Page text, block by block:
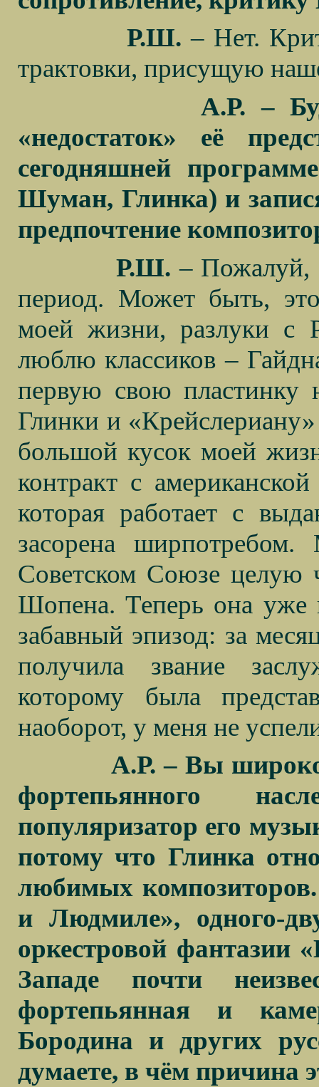
Р.Ш. – Нет.
трактовки, присущую
А.Р. –
«недостаток» её
сегодняшней
Шуман, Глинка) и
предпочтение
Р.Ш. – Пожалуй,
период. Может быть,
моей жизни, разлуки
люблю классиков –
первую свою пластинку
Глинки и
большой кусок моей
контракт с
которая работает с
засорена
Советском Союзе целую
Шопена. Теперь она уже
забавный эпизод: за
получила звание
которому была
наоборот, у меня не
А.Р. – Вы широко
фортепьянного
популяризатор его
потому что Глинка
любимых
и Людмиле», одного-
оркестровой фантазии
Западе почти
фортепьянная и
Бородина и других
думаете, в чём причина